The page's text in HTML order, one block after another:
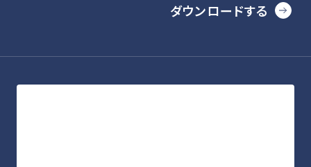
ダウンロードする